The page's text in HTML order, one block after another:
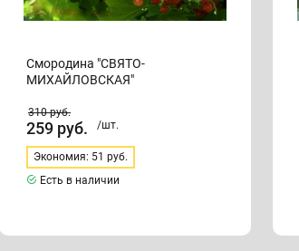
Смородина "СВЯТО-
МИХАЙЛОВСКАЯ"
310руб.
259 руб. /шт.
Экономия: 51 руб.
Есть в наличии